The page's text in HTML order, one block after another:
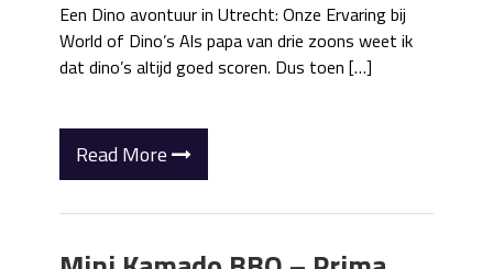
Een Dino avontuur in Utrecht: Onze Ervaring bij
World of Dino’s Als papa van drie zoons weet ik
dat dino’s altijd goed scoren. Dus toen […]
Read More